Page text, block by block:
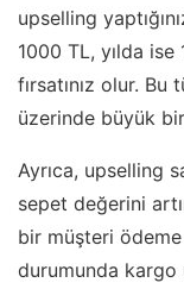
upselling
1000 TL, yılda
fırsatınız olur.
üzerinde büyük
Ayrıca, upselling
sepet değerini
bir müşteri ödeme
durumunda kargo